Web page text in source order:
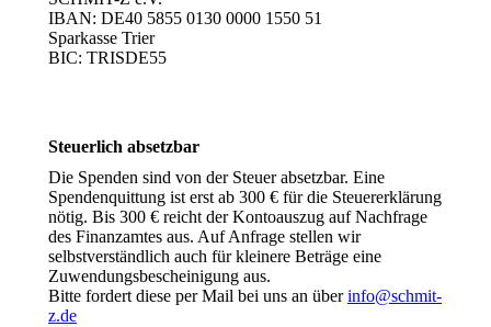
IBAN: DE40 5855 0130 0000 1550 51
Sparkasse Trier
BIC: TRISDE55
Steuerlich absetzbar
Die Spenden sind von der Steuer absetzbar. Eine
Spendenquittung ist erst ab 300 € für die Steuererklärung
nötig. Bis 300 € reicht der Kontoauszug auf Nachfrage
des Finanzamtes aus. Auf Anfrage stellen wir
selbstverständlich auch für kleinere Beträge eine
Zuwendungsbescheinigung aus.
Bitte fordert diese per Mail bei uns an überinfo@schmit-
z.de